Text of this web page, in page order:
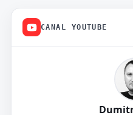
CANAL YOUTUBE